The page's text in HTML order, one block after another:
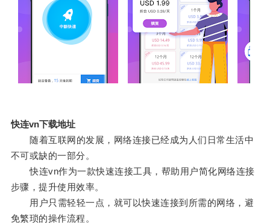
快连vn下载地址
随着互联网的发展，网络连接已经成为人们日常生活中
不可或缺的一部分。
快连vn作为一款快速连接工具，帮助用户简化网络连接
步骤，提升使用效率。
用户只需轻轻一点，就可以快速连接到所需的网络，避
免繁琐的操作流程。